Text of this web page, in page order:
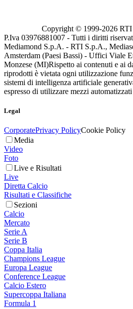
Copyright © 1999-2026 RTI
P.Iva 03976881007 - Tutti i diritti
Mediamond S.p.A. - RTI S.p.A.,
Amsterdam (Paesi Bassi) - Uffici Viale
Monzese (MI)Rispetto ai contenuti e ai
riprodotti è vietata ogni utilizzazione
sistemi di intelligenza artificiale
espresso di utilizzare mezzi
Legal
CorporatePrivacy PolicyCookie Policy
Media
Video
Foto
Live e Risultati
Live
Diretta Calcio
Risultati e Classifiche
Sezioni
Calcio
Mercato
Serie A
Serie B
Coppa Italia
Champions League
Europa League
Conference League
Calcio Estero
Supercoppa Italiana
Formula 1